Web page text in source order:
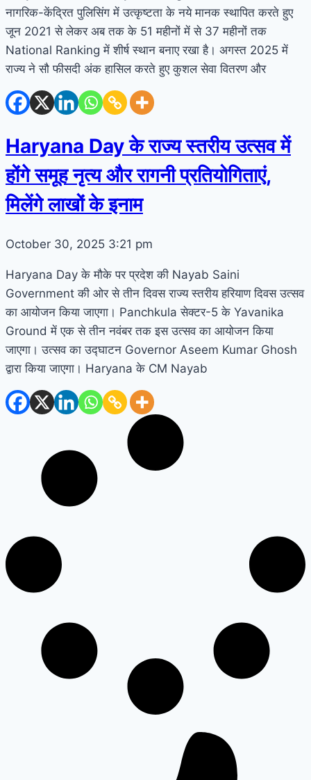
नागरिक-केंद्रित पुलिसिंग में उत्कृष्टता के नये मानक स्थापित करते हुए
जून 2021 से लेकर अब तक के 51 महीनों में से 37 महीनों तक
National Ranking में शीर्ष स्थान बनाए रखा है। अगस्त 2025 में
राज्य ने सौ फीसदी अंक हासिल करते हुए कुशल सेवा वितरण और
Haryana Day के राज्य स्तरीय उत्सव में
होंगे समूह नृत्य और रागनी प्रतियोगिताएं,
मिलेंगे लाखों के इनाम
October 30, 2025 3:21 pm
Haryana Day के मौके पर प्रदेश की Nayab Saini
Government की ओर से तीन दिवस राज्य स्तरीय हरियाण दिवस उत्सव
का आयोजन किया जाएगा। Panchkula सेक्टर-5 के Yavanika
Ground में एक से तीन नवंबर तक इस उत्सव का आयोजन किया
जाएगा। उत्सव का उद्घाटन Governor Aseem Kumar Ghosh
द्वारा किया जाएगा। Haryana के CM Nayab